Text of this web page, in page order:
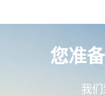
您准
我